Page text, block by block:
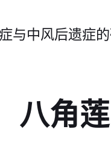
与中风后遗症
八角